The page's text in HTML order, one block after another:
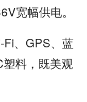
宽幅供电。
Fi、GPS、蓝
料，既美观